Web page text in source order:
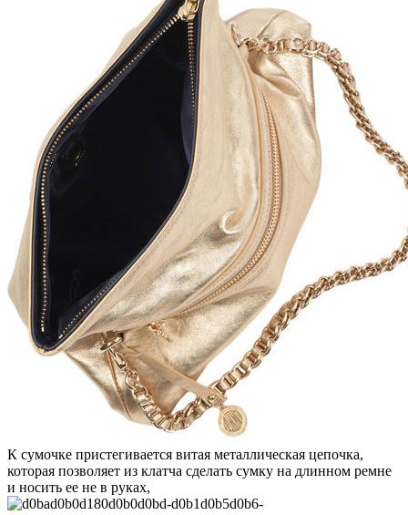
К сумочке пристегивается витая металлическая цепочка,
которая позволяет из клатча сделать сумку на длинном ремне
и носить ее не в руках,